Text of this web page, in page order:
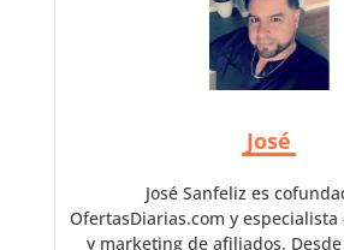
José
José Sanfeliz es
OfertasDiarias.com y
y marketing de afiliados.